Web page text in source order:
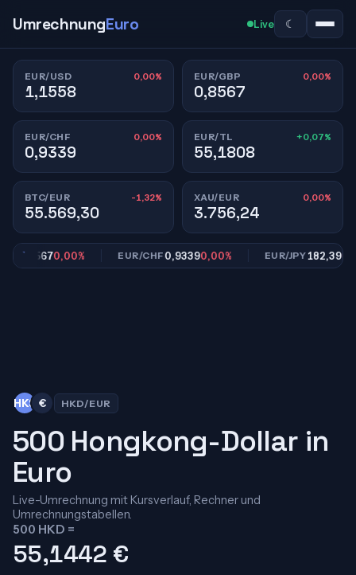
UmrechnungEuro Live ☾
EUR/USD 0,00%
1,1558
EUR/GBP 0,00%
0,8567
EUR/CHF 0,00%
0,9339
EUR/TL +0,07%
55,1808
BTC/EUR -1,32%
55.569,30
XAU/EUR 0,00%
3.756,24
0,85670,00% EUR/CHF0,93390,00% EUR/JPY182,39
HK$ € HKD/EUR
500 Hongkong-Dollar in
Euro
Live-Umrechnung mit Kursverlauf, Rechner und
Umrechnungstabellen.
500 HKD =
55,1442 €